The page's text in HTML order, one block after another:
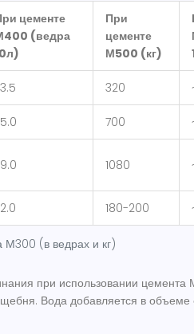
М300 (в ведрах и кг)
цементе
(ведра
При
цементе
М500 (кг)
320
700
1080
180-200
при использовании цемента
щебня. Вода добавляется в